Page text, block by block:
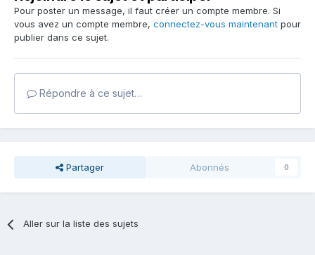
Pour poster un message, il faut créer un compte membre. Si
vous avez un compte membre, connectez-vous maintenant pour
publier dans ce sujet.
Répondre à ce sujet…
Partager Abonnés 0
Aller sur la liste des sujets